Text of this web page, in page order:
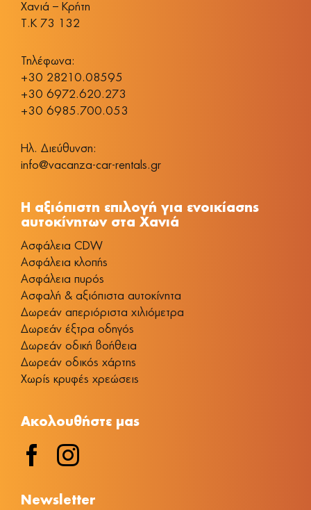
Χανιά – Κρήτη
Τ.Κ 73 132
Τηλέφωνα:
+30 28210.08595
+30 6972.620.273
+30 6985.700.053
Ηλ. Διεύθυνση:
info@vacanza-car-rentals.gr
Η αξιόπιστη επιλογή για ενοικίασης
αυτοκίνητων στα Χανιά
Aσφάλεια CDW
Ασφάλεια κλοπής
Ασφάλεια πυρός
Ασφαλή & αξιόπιστα αυτοκίνητα
Δωρεάν απεριόριστα χιλιόμετρα
Δωρεάν έξτρα οδηγός
Δωρεάν οδική βοήθεια
Δωρεάν οδικός χάρτης
Χωρίς κρυφές χρεώσεις
Ακολουθήστε μας
Νewsletter